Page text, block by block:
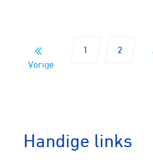
Vorige
1 2
Handige links